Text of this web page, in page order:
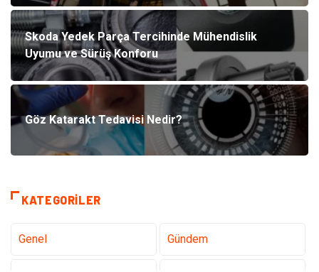
Skoda Yedek Parça Tercihinde Mühendislik
Uyumu ve Sürüş Konforu
Göz Katarakt Tedavisi Nedir?
KATEGORILER
Genel Gündem